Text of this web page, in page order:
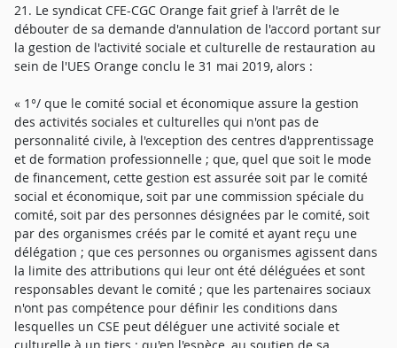
21. Le syndicat CFE-CGC Orange fait grief à l'arrêt de le
débouter de sa demande d'annulation de l'accord portant sur
la gestion de l'activité sociale et culturelle de restauration au
sein de l'UES Orange conclu le 31 mai 2019, alors :
« 1°/ que le comité social et économique assure la gestion
des activités sociales et culturelles qui n'ont pas de
personnalité civile, à l'exception des centres d'apprentissage
et de formation professionnelle ; que, quel que soit le mode
de financement, cette gestion est assurée soit par le comité
social et économique, soit par une commission spéciale du
comité, soit par des personnes désignées par le comité, soit
par des organismes créés par le comité et ayant reçu une
délégation ; que ces personnes ou organismes agissent dans
la limite des attributions qui leur ont été déléguées et sont
responsables devant le comité ; que les partenaires sociaux
n'ont pas compétence pour définir les conditions dans
lesquelles un CSE peut déléguer une activité sociale et